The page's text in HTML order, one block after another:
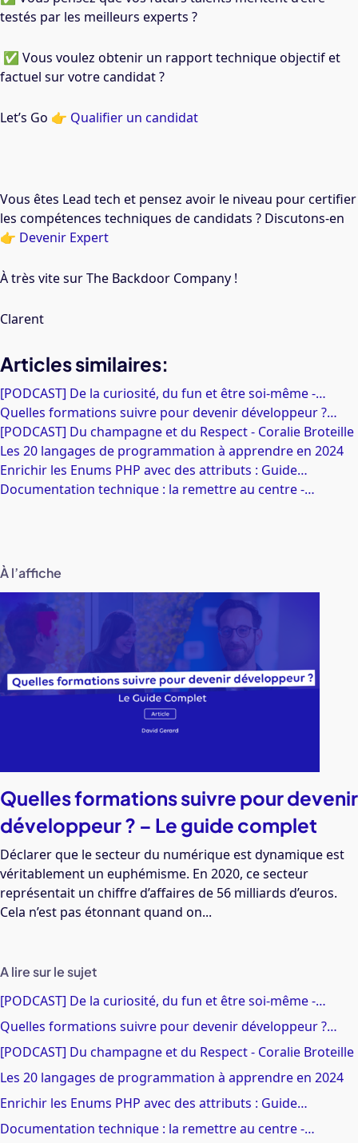
testés par les meilleurs experts ?
✅ Vous voulez obtenir un rapport technique objectif et
factuel sur votre candidat ?
Let’s Go 👉 Qualifier un candidat
Vous êtes Lead tech et pensez avoir le niveau pour certifier
les compétences techniques de candidats ? Discutons-en
👉 Devenir Expert
À très vite sur The Backdoor Company !
Clarent
Articles similaires:
[PODCAST] De la curiosité, du fun et être soi-même -…
Quelles formations suivre pour devenir développeur ?…
[PODCAST] Du champagne et du Respect - Coralie Broteille
Les 20 langages de programmation à apprendre en 2024
Enrichir les Enums PHP avec des attributs : Guide…
Documentation technique : la remettre au centre -…
À l’affiche
Quelles formations suivre pour devenir
développeur ? – Le guide complet
Déclarer que le secteur du numérique est dynamique est
véritablement un euphémisme. En 2020, ce secteur
représentait un chiffre d’affaires de 56 milliards d’euros.
Cela n’est pas étonnant quand on...
A lire sur le sujet
[PODCAST] De la curiosité, du fun et être soi-même -…
Quelles formations suivre pour devenir développeur ?…
[PODCAST] Du champagne et du Respect - Coralie Broteille
Les 20 langages de programmation à apprendre en 2024
Enrichir les Enums PHP avec des attributs : Guide…
Documentation technique : la remettre au centre -…